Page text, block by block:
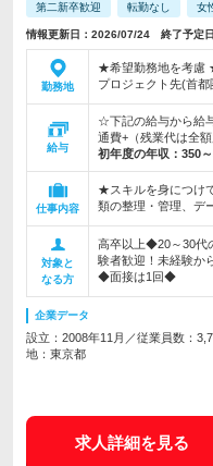
第二新卒歓迎 転勤なし 女
情報更新日：2026/07/24 終了予定
勤務地
★希望勤務地を考慮
プロジェクト先(首
給与
☆下記の給与から給
通費+（残業代は全
初年度の年収： 350
仕事内容
★スキルを身につけ
類の整理・管理、デ
対象と
なる方
高卒以上◆20～30代
験者歓迎！未経験か
◆面接は1回◆
企業データ
設立：2008年11月／従業員数：
地：東京都
求人詳細を見る